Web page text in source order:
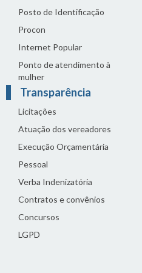
Posto de Identificação
Procon
Internet Popular
Ponto de atendimento à
mulher
Transparência
Licitações
Atuação dos vereadores
Execução Orçamentária
Pessoal
Verba Indenizatória
Contratos e convênios
Concursos
LGPD